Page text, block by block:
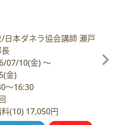
本ダネラ協会講師 瀬戸
07/10(金)～
(金)
～16:30
(10) 17,050円